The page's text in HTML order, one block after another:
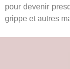
pour devenir
grippe et autres